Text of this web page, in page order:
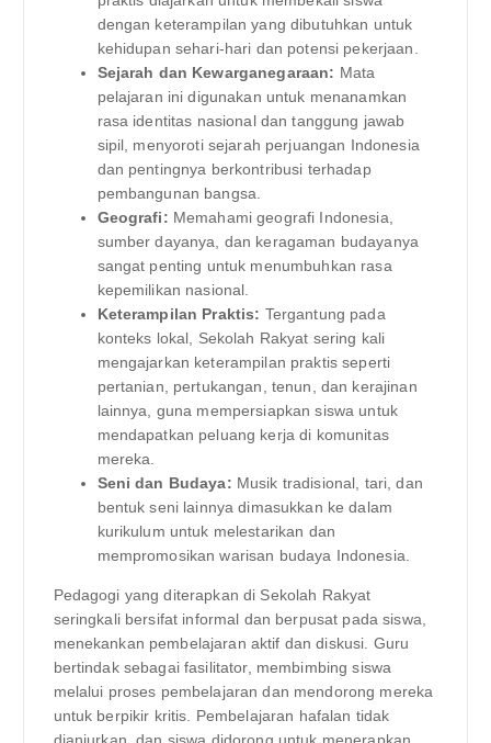
dengan keterampilan yang dibutuhkan untuk
kehidupan sehari-hari dan potensi pekerjaan.
Sejarah dan Kewarganegaraan: Mata
pelajaran ini digunakan untuk menanamkan
rasa identitas nasional dan tanggung jawab
sipil, menyoroti sejarah perjuangan Indonesia
dan pentingnya berkontribusi terhadap
pembangunan bangsa.
Geografi: Memahami geografi Indonesia,
sumber dayanya, dan keragaman budayanya
sangat penting untuk menumbuhkan rasa
kepemilikan nasional.
Keterampilan Praktis: Tergantung pada
konteks lokal, Sekolah Rakyat sering kali
mengajarkan keterampilan praktis seperti
pertanian, pertukangan, tenun, dan kerajinan
lainnya, guna mempersiapkan siswa untuk
mendapatkan peluang kerja di komunitas
mereka.
Seni dan Budaya: Musik tradisional, tari, dan
bentuk seni lainnya dimasukkan ke dalam
kurikulum untuk melestarikan dan
mempromosikan warisan budaya Indonesia.
Pedagogi yang diterapkan di Sekolah Rakyat
seringkali bersifat informal dan berpusat pada siswa,
menekankan pembelajaran aktif dan diskusi. Guru
bertindak sebagai fasilitator, membimbing siswa
melalui proses pembelajaran dan mendorong mereka
untuk berpikir kritis. Pembelajaran hafalan tidak